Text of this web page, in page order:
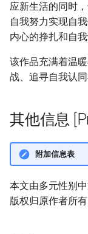
应新生活的同时
自我努力实现自
内心的挣扎和自我
该作品充满着温
战、追寻自我认
其他信息
附加信息表
本文由多元性别
版权归原作者所有